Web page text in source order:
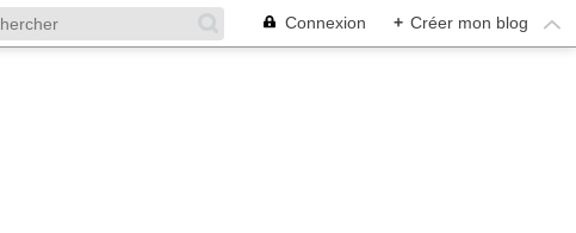
Connexion + Créer mon blog